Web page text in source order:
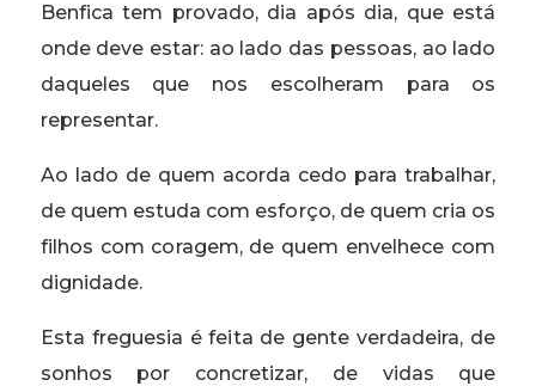
Benfica tem provado, dia após dia, que está
onde deve estar: ao lado das pessoas, ao lado
daqueles que nos escolheram para os
representar.
Ao lado de quem acorda cedo para trabalhar,
de quem estuda com esforço, de quem cria os
filhos com coragem, de quem envelhece com
dignidade.
Esta freguesia é feita de gente verdadeira, de
sonhos por concretizar, de vidas que